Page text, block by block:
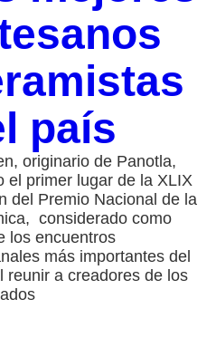
país
originario de Panotla,
el primer lugar de la XLIX
del Premio Nacional de la
considerado como
los encuentros
más importantes del
reunir a creadores de los